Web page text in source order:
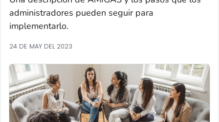
administradores pueden seguir para
implementarlo.
24 DE MAY DEL 2023